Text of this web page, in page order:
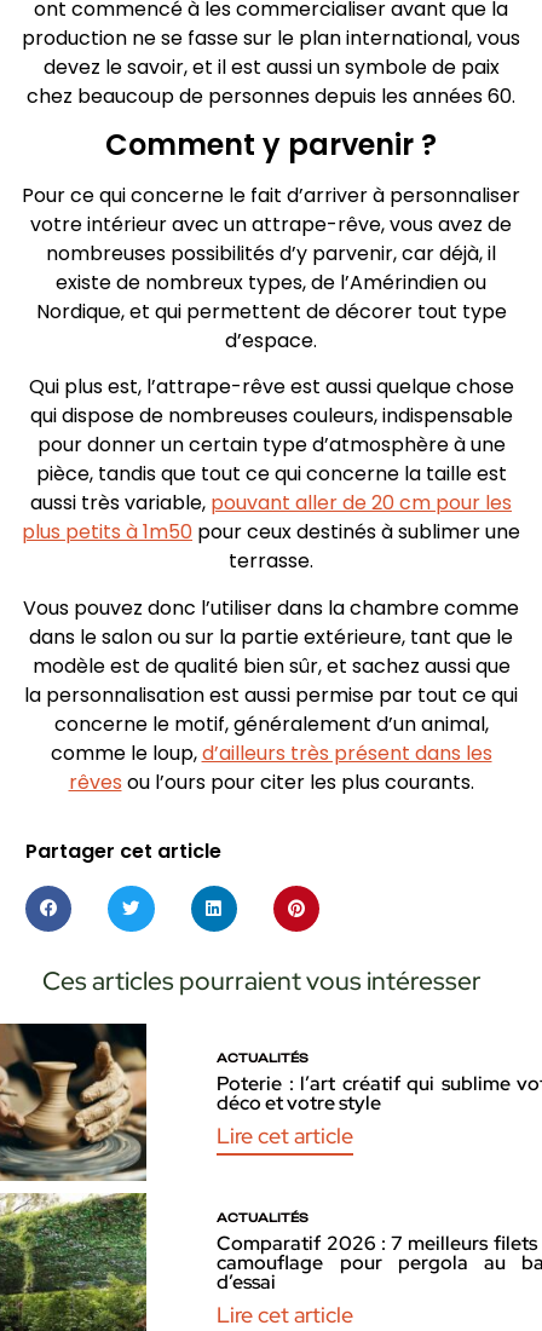
ont commencé à les commercialiser avant que la
production ne se fasse sur le plan international, vous
devez le savoir, et il est aussi un symbole de paix
chez beaucoup de personnes depuis les années 60.
Comment y parvenir ?
Pour ce qui concerne le fait d’arriver à personnaliser
votre intérieur avec un attrape-rêve, vous avez de
nombreuses possibilités d’y parvenir, car déjà, il
existe de nombreux types, de l’Amérindien ou
Nordique, et qui permettent de décorer tout type
d’espace.
Qui plus est, l’attrape-rêve est aussi quelque chose
qui dispose de nombreuses couleurs, indispensable
pour donner un certain type d’atmosphère à une
pièce, tandis que tout ce qui concerne la taille est
aussi très variable, pouvant aller de 20 cm pour les
plus petits à 1m50 pour ceux destinés à sublimer une
terrasse.
Vous pouvez donc l’utiliser dans la chambre comme
dans le salon ou sur la partie extérieure, tant que le
modèle est de qualité bien sûr, et sachez aussi que
la personnalisation est aussi permise par tout ce qui
concerne le motif, généralement d’un animal,
comme le loup,d’ailleurs très présent dans les
rêves ou l’ours pour citer les plus courants.
Partager cet article
Ces articles pourraient vous intéresser
ACTUALITÉS
Poterie : l’art créatif qui sublime
déco et votre style
Lire cet article
ACTUALITÉS
Comparatif 2026 : 7 meilleurs filets
camouflage pour pergola au
d’essai
Lire cet article